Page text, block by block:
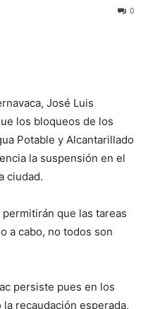
0
José Luis
los bloqueos de los
Potable y Alcantarillado
la suspensión en el
ciudad.
que las tareas
a cabo, no todos son
persiste pues en los
recaudación esperada,